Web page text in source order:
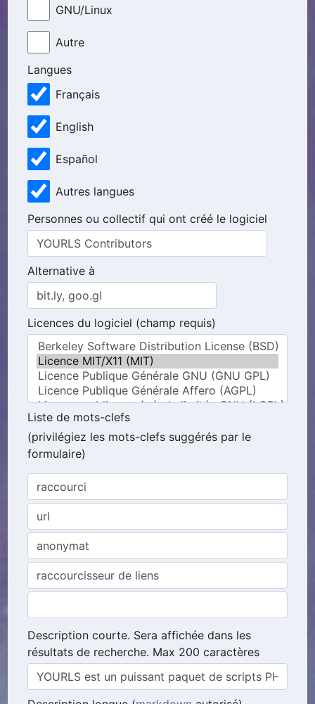
GNU/Linux
Autre
Langues
Français
English
Español
Autres langues
Personnes ou collectif qui ont créé le logiciel
Alternative à
Licences du logiciel (champ requis)
Liste de mots-clefs
(privilégiez les mots-clefs suggérés par le
formulaire)
Description courte. Sera affichée dans les
résultats de recherche. Max 200 caractères